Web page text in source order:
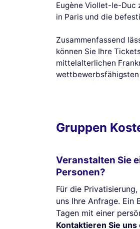
Eugène Viollet-le-Duc
in Paris und die
Zusammenfassend
können Sie Ihre
mittelalterlichen
wettbewerbsfähigsten
Gruppen
Veranstalten Sie
Personen?
Für die
uns Ihre Anfrage. Ein
Tagen mit einer
Kontaktieren Sie